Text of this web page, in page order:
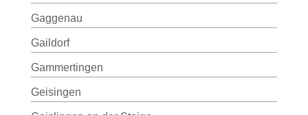
Gaggenau
Gaildorf
Gammertingen
Geisingen